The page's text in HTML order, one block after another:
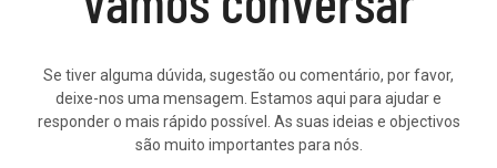
elementor/widgets/dethemekit-grid.phpon line2504
Warning
: Undefined array key
"dethemekit_gallery_image_vcell_tablet" in
/home/rk9s5y0dt5go/public_html/wp-
content/plugins/dethemekit-for-
elementor/widgets/dethemekit-grid.php
Se tiver alguma dúvida, sugestão ou comentário, por favor,
deixe-nos uma mensagem. Estamos aqui para ajudar e
responder o mais rápido possível. As suas ideias e objectivos
são muito importantes para nós.